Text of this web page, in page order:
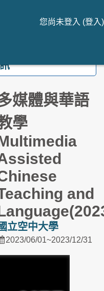
您尚未登入 (登入)
媒體與華語
學
and
立空中大學
2023/06/01~2023/12/31